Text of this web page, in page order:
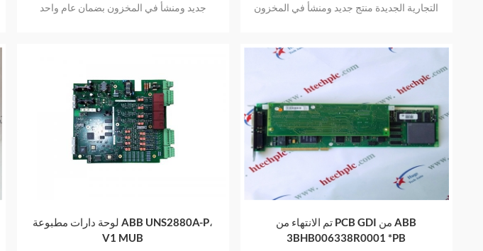
جديد ومنشأ في المخزون بضمان عام واحد
التجارية الجديدة منتج جديد ومنشأ في المخزون
لوحة دارات مطبوعة ABB UNS2880A-P،
V1 MUB
تم الانتهاء من PCB GDI من ABB
3BHB006338R0001 *PB